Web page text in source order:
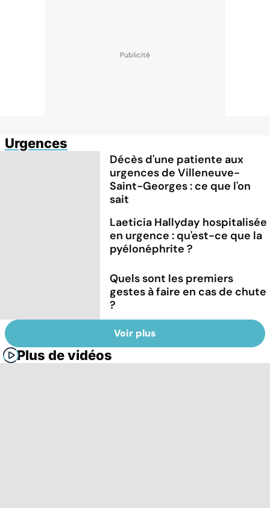
Urgences
Décès d'une patiente aux
urgences de Villeneuve-
Saint-Georges : ce que l'on
sait
Laeticia Hallyday hospitalisée
en urgence : qu'est-ce que la
pyélonéphrite ?
Quels sont les premiers
gestes à faire en cas de chute
?
Voir plus
Plus de vidéos